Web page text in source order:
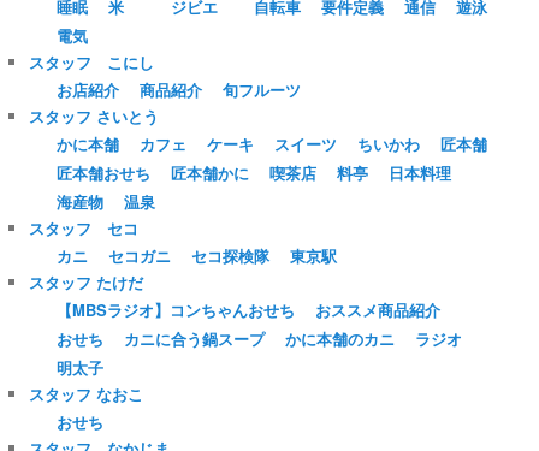
睡眠 米 ジビエ 自転車 要件定義 通信
遊泳
電気
スタッフ こにし
お店紹介
商品紹介
旬フルーツ
スタッフ さいとう
かに本舗
カフェ ケーキ スイーツ ちいかわ
匠本舗
匠本舗おせち
匠本舗かに 喫茶店 料亭
日本料理
海産物
温泉
スタッフ セコ
カニ
セコガニ セコ探検隊
東京駅
スタッフ たけだ
【MBSラジオ】コンちゃんおせち
おススメ商品紹介
おせち
カニに合う鍋スープ かに本舗のカニ
ラジオ
明太子
スタッフ なおこ
おせち